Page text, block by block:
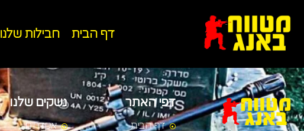
דף הבית חבילות שלנו
דפי האתר
דף הבית
נשקים שלנו
אקדחים